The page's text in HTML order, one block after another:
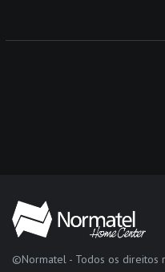
©Normatel - Todos os direitos